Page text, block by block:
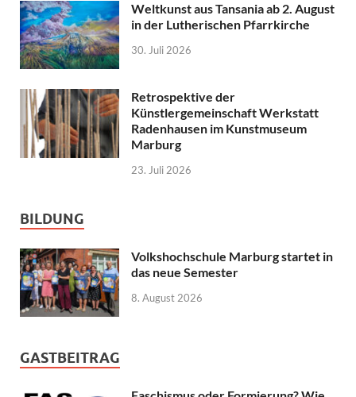
Weltkunst aus Tansania ab 2. August
in der Lutherischen Pfarrkirche
30. Juli 2026
Retrospektive der
Künstlergemeinschaft Werkstatt
Radenhausen im Kunstmuseum
Marburg
23. Juli 2026
BILDUNG
Volkshochschule Marburg startet in
das neue Semester
8. August 2026
GASTBEITRAG